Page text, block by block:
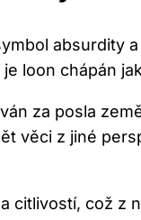
absurdity
loon chápán
za ⁢posla
věci z jiné
citlivostí, ‍což‍ z